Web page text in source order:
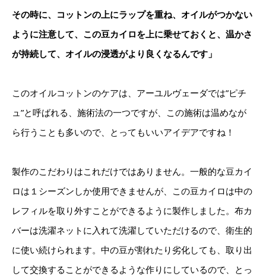
その時に、コットンの上にラップを重ね、オイルがつかない
ように注意して、この豆カイロを上に乗せておくと、温かさ
が持続して、オイルの浸透がより良くなるんです」
このオイルコットンのケアは、アーユルヴェーダでは”ピチ
ュ”と呼ばれる、施術法の一つですが、この施術は温めなが
ら行うことも多いので、とってもいいアイデアですね！
製作のこだわりはこれだけではありません。一般的な豆カイ
ロは１シーズンしか使用できませんが、この豆カイロは中の
レフィルを取り外すことができるように製作しました。布カ
バーは洗濯ネットに入れて洗濯していただけるので、衛生的
に使い続けられます。中の豆が割れたり劣化しても、取り出
して交換することができるような作りにしているので、とっ